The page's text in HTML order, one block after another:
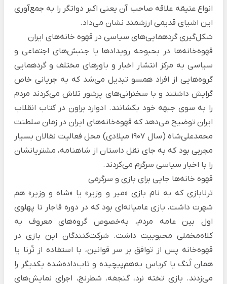
انواع عتیقه علاقه صاحب آن یعنی اکبر دواتگر را به جمع‌آوری
این اشیای قدیمی ارزشمند نشان می‌داد.
شکل‌گیری گردهمایی‌های سیاسی در قهوه خانه‌های ایران
قهوه‌خانه‌ها در بحبوحه رویدادها یا جنبش‌های اجتماعی و
سیاسی به مرکز انتشار اخبار و باورهای مختلف و گردهمایی
گروه‌هایی از افراد همسو تبدیل می‌شد که به جریانی خاص
گرایش داشتند و با سخنرانی‌های پرشور تلاش می‌کردند مردم
را به سوی جبهه خود بکشانند. ادوارد براون در کتاب انقلاب
ایران توضیح می‌دهد که قهوه‌خانه‌های ایران در زمان سلطنت
محمدعلی‌شاه (سال 1907 میلادی) محل فعالیت نقالان بسیار
مجربی بود که به جای نقل داستان از شاهنامه، مشتریانشان
را با اخبار سیاسی سرگرم می‌کردند.
قهوه خانه‌ها جایی برای بازی و سرگرمی
ترنابازی که به نام بازی «میر و وزیر» یا «شاه و وزیر» هم
شهرت داشت، بازی عامیانه‌ای بود که در دوره قاجار تا پهلوی
اول بین عامه مردم، به‌خصوص گروه‌های معروف به
کلاه‌مخملی محبوبیت داشت. شرکت‌کنندگان این بازی در
قهوه‌خانه پس از توافق بر سر قوانین، با استفاده از تُرنا یا
همان لُنگ یا کرباس به‌هم‌پیچیده و تاب‌داده‌شده یکدیگر را
می‌زدند. بازی تخته نرد، گنجفه، شطرنج، اجرای نمایش‌های